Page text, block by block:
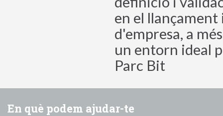
en el llançament
d'empresa, a
un entorn ideal
Parc Bit
En què podem ajudar-te